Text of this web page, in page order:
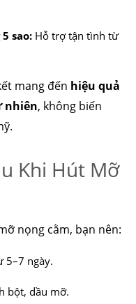
sao: Hỗ trợ tận tình từ
mang đến hiệu quả
nhiên, không biến
Khi Hút Mỡ
nọng cằm, bạn nên:
5–7 ngày.
bột, dầu mỡ.